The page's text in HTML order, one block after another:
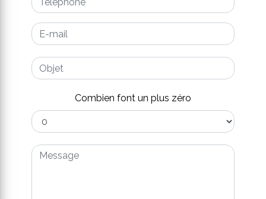
Combien font un plus zéro